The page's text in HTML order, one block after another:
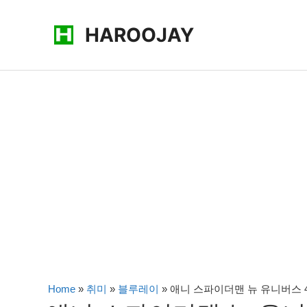
로
HAROOJAY
Home » 취미 » 블루레이 » 애니 스파이더맨 뉴 유니버스